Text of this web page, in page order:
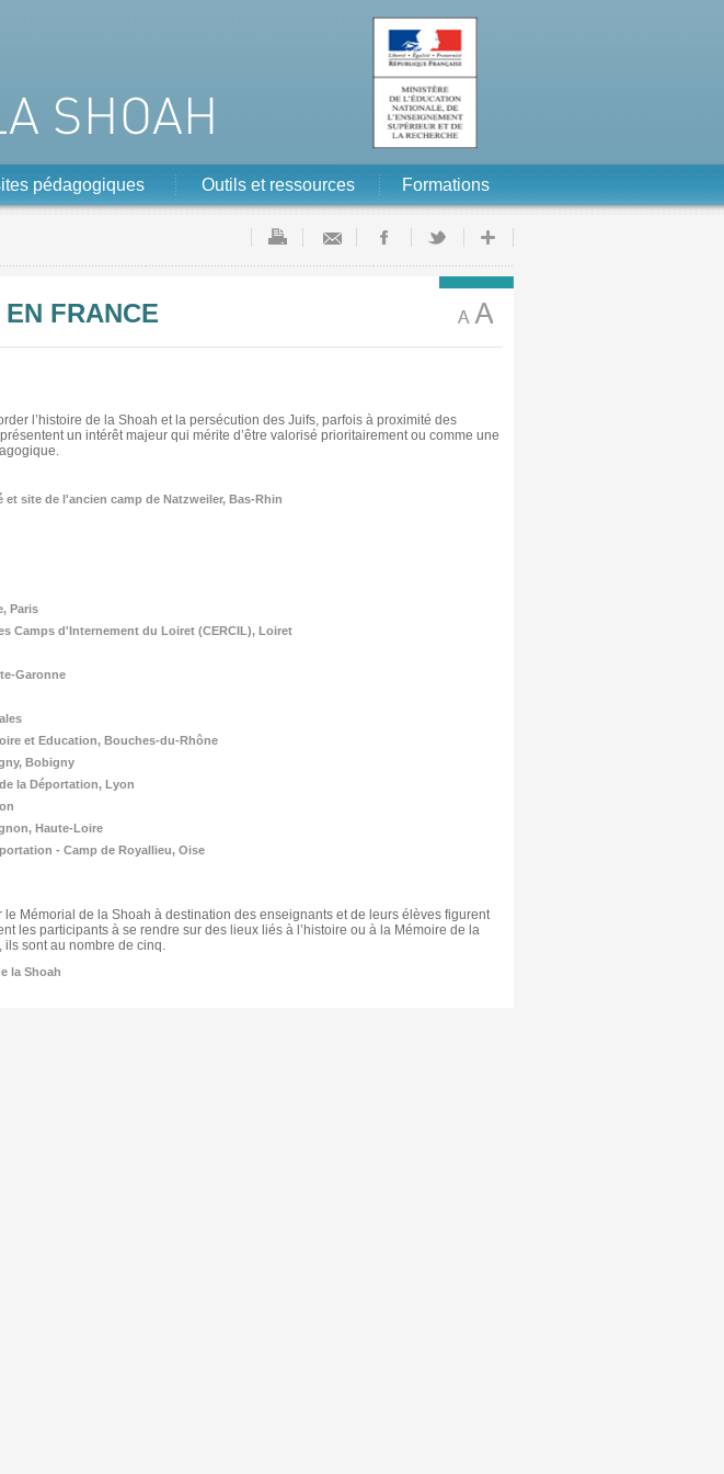
pédagogiques Outils et ressources Formations
FRANCE
l’histoire de la Shoah et la persécution des Juifs, parfois à proximité des
un intérêt majeur qui mérite d’être valorisé prioritairement ou comme une
site de l'ancien camp de Natzweiler, Bas-Rhin
, Paris
Camps d'Internement du Loiret (CERCIL), Loiret
Garonne
et Education, Bouches-du-Rhône
, Bobigny
la Déportation, Lyon
, Haute-Loire
- Camp de Royallieu, Oise
Mémorial de la Shoah à destination des enseignants et de leurs élèves figurent
les participants à se rendre sur des lieux liés à l’histoire ou à la Mémoire de la
sont au nombre de cinq.
la Shoah